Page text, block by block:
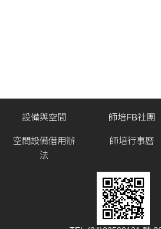
設備與空間
空間設備借用辦
法
師培FB社團
師培行事曆